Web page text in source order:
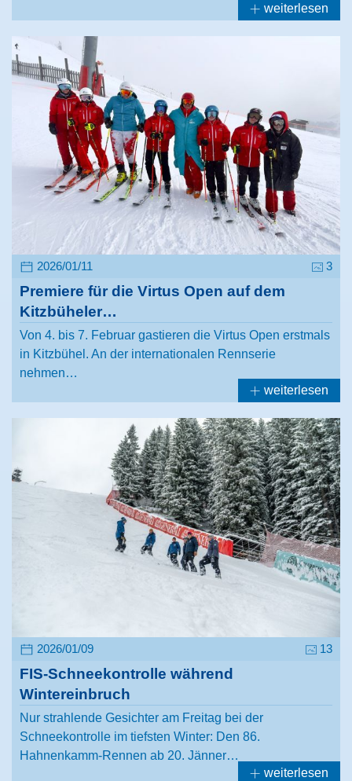
weiterlesen
2026/01/11 3
Premiere für die Virtus Open auf dem
Kitzbüheler…
Von 4. bis 7. Februar gastieren die Virtus Open erstmals
in Kitzbühel. An der internationalen Rennserie
nehmen…
weiterlesen
2026/01/09 13
FIS-Schneekontrolle während
Wintereinbruch
Nur strahlende Gesichter am Freitag bei der
Schneekontrolle im tiefsten Winter: Den 86.
Hahnenkamm-Rennen ab 20. Jänner…
weiterlesen